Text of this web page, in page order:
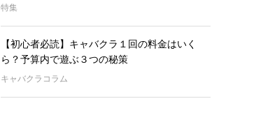
特集
【初心者必読】キャバクラ１回の料金はいく
ら？予算内で遊ぶ３つの秘策
キャバクラコラム